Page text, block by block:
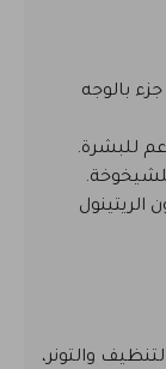
بالوجه
للبشرة.
والتونر،